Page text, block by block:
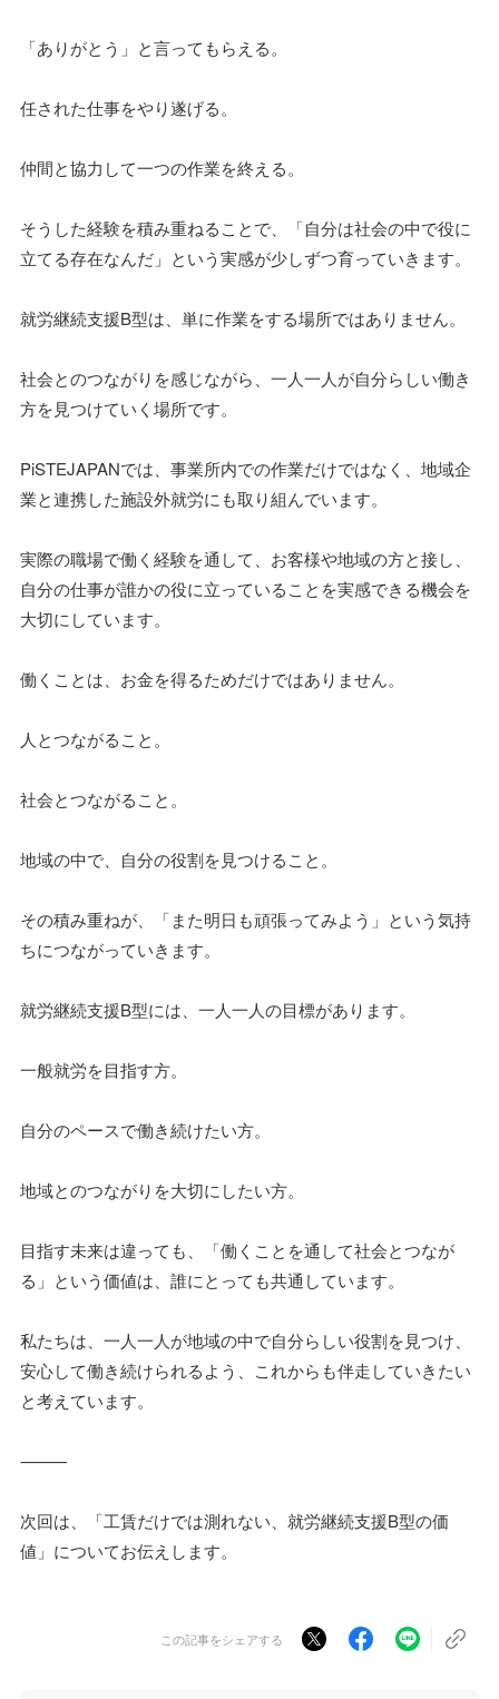
「ありがとう」と言ってもらえる。
任された仕事をやり遂げる。
仲間と協力して一つの作業を終える。
そうした経験を積み重ねることで、「自分は社会の中で役に
立てる存在なんだ」という実感が少しずつ育っていきます。
就労継続支援B型は、単に作業をする場所ではありません。
社会とのつながりを感じながら、一人一人が自分らしい働き
方を見つけていく場所です。
PiSTEJAPANでは、事業所内での作業だけではなく、地域企
業と連携した施設外就労にも取り組んでいます。
実際の職場で働く経験を通して、お客様や地域の方と接し、
自分の仕事が誰かの役に立っていることを実感できる機会を
大切にしています。
働くことは、お金を得るためだけではありません。
人とつながること。
社会とつながること。
地域の中で、自分の役割を見つけること。
その積み重ねが、「また明日も頑張ってみよう」という気持
ちにつながっていきます。
就労継続支援B型には、一人一人の目標があります。
一般就労を目指す方。
自分のペースで働き続けたい方。
地域とのつながりを大切にしたい方。
目指す未来は違っても、「働くことを通して社会とつなが
る」という価値は、誰にとっても共通しています。
私たちは、一人一人が地域の中で自分らしい役割を見つけ、
安心して働き続けられるよう、これからも伴走していきたい
と考えています。
⸻
次回は、「工賃だけでは測れない、就労継続支援B型の価
値」についてお伝えします。
この記事をシェアする